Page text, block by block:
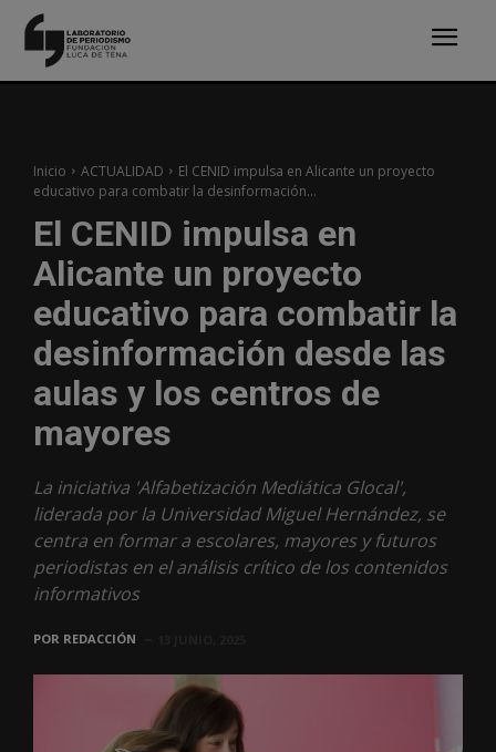
Inicio ACTUALIDAD
El CENID impulsa en Alicante un proyecto
educativo para combatir la desinformación...
El CENID impulsa en
Alicante un proyecto
educativo para combatir la
desinformación desde las
aulas y los centros de
mayores
La iniciativa 'Alfabetización Mediática Glocal',
liderada por la Universidad Miguel Hernández, se
centra en formar a escolares, mayores y futuros
periodistas en el análisis crítico de los contenidos
informativos
POR REDACCIÓN